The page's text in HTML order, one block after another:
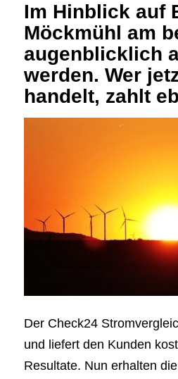
Im Hinblick auf
Möckmühl am
augenblicklich
werden. Wer
handelt, zahlt
Der Check24
und liefert den Kunden
Resultate. Nun erhalten